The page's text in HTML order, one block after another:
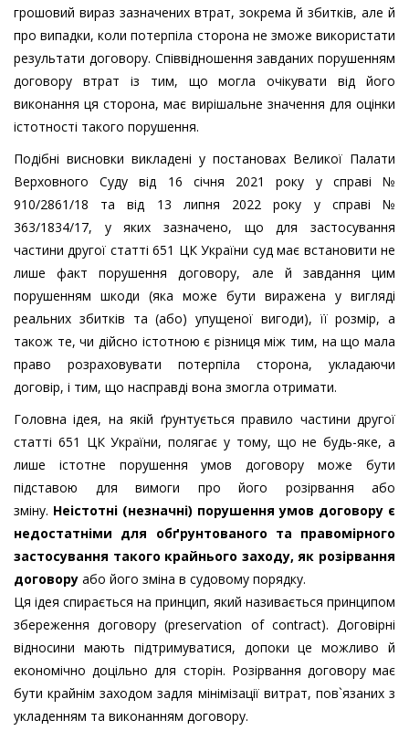
грошовий вираз зазначених втрат, зокрема й збитків, але й
про випадки, коли потерпіла сторона не зможе використати
результати договору. Співвідношення завданих порушенням
договору втрат із тим, що могла очікувати від його
виконання ця сторона, має вирішальне значення для оцінки
істотності такого порушення.
Подібні висновки викладені у постановах Великої Палати
Верховного Суду від 16 січня 2021 року у справі №
910/2861/18 та від 13 липня 2022 року у справі №
363/1834/17, у яких зазначено, що для застосування
частини другої статті 651 ЦК України суд має встановити не
лише факт порушення договору, але й завдання цим
порушенням шкоди (яка може бути виражена у вигляді
реальних збитків та (або) упущеної вигоди), її розмір, а
також те, чи дійсно істотною є різниця між тим, на що мала
право розраховувати потерпіла сторона, укладаючи
договір, і тим, що насправді вона змогла отримати.
Головна ідея, на якій ґрунтується правило частини другої
статті 651 ЦК України, полягає у тому, що не будь-яке, а
лише істотне порушення умов договору може бути
підставою для вимоги про його розірвання або
зміну. Неістотні (незначні) порушення умов договору є
недостатніми для обґрунтованого та правомірного
застосування такого крайнього заходу, як розірвання
договору або його зміна в судовому порядку.
Ця ідея спирається на принцип, який називається принципом
збереження договору (preservation of contract). Договірні
відносини мають підтримуватися, допоки це можливо й
економічно доцільно для сторін. Розірвання договору має
бути крайнім заходом задля мінімізації витрат, пов`язаних з
укладенням та виконанням договору.